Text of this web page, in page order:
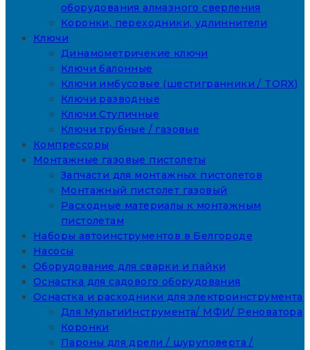
оборудования алмазного сверления
Коронки, переходники, удлиннители
Ключи
Динамометричекие ключи
Ключи балонные
Ключи имбусовые (шестигранники / TORX)
Ключи разводные
Ключи Ступичные
Ключи трубные / газовые
Компрессоры
Монтажные газовые пистолеты
Запчасти для монтажных пистолетов
Монтажный пистолет газовый
Расходные материалы к монтажным
пистолетам
Наборы автоинструментов в Белгороде
Насосы
Оборудование для сварки и пайки
Оснастка для садового оборудования
Оснастка и расходники для электроинструмента
Для МультиИнструмента/ МФИ/ Реноватора
Коронки
Пароны для дрели / шуруповерта /